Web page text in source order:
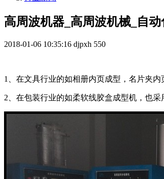
高周波机器_高周波机械_自
2018-01-06 10:35:16 djpxh 550
1、在文具行业的如相册内页成型，名片夹
2、在包装行业的如柔软线胶盒成型机，也